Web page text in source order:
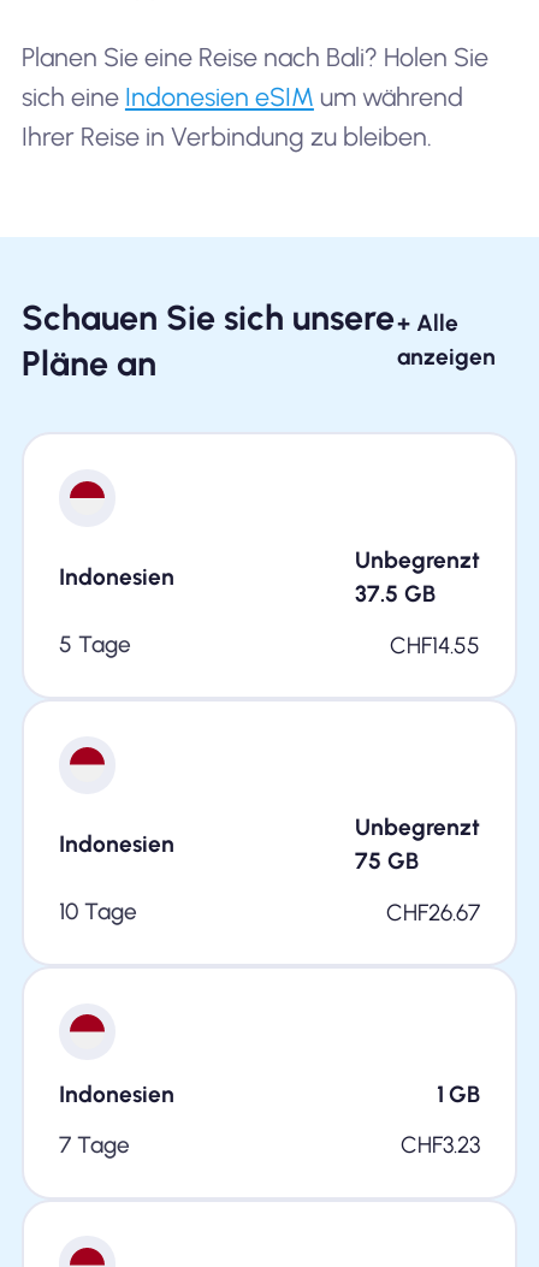
Planen Sie eine Reise nach Bali? Holen Sie
sich eine Indonesien eSIM um während
Ihrer Reise in Verbindung zu bleiben.
Schauen Sie sich unsere
Pläne an
+ Alle
anzeigen
Indonesien
Unbegrenzt
37.5 GB
5 Tage
CHF14.55
Indonesien
Unbegrenzt
75 GB
10 Tage
CHF26.67
Indonesien 1 GB
7 Tage
CHF3.23